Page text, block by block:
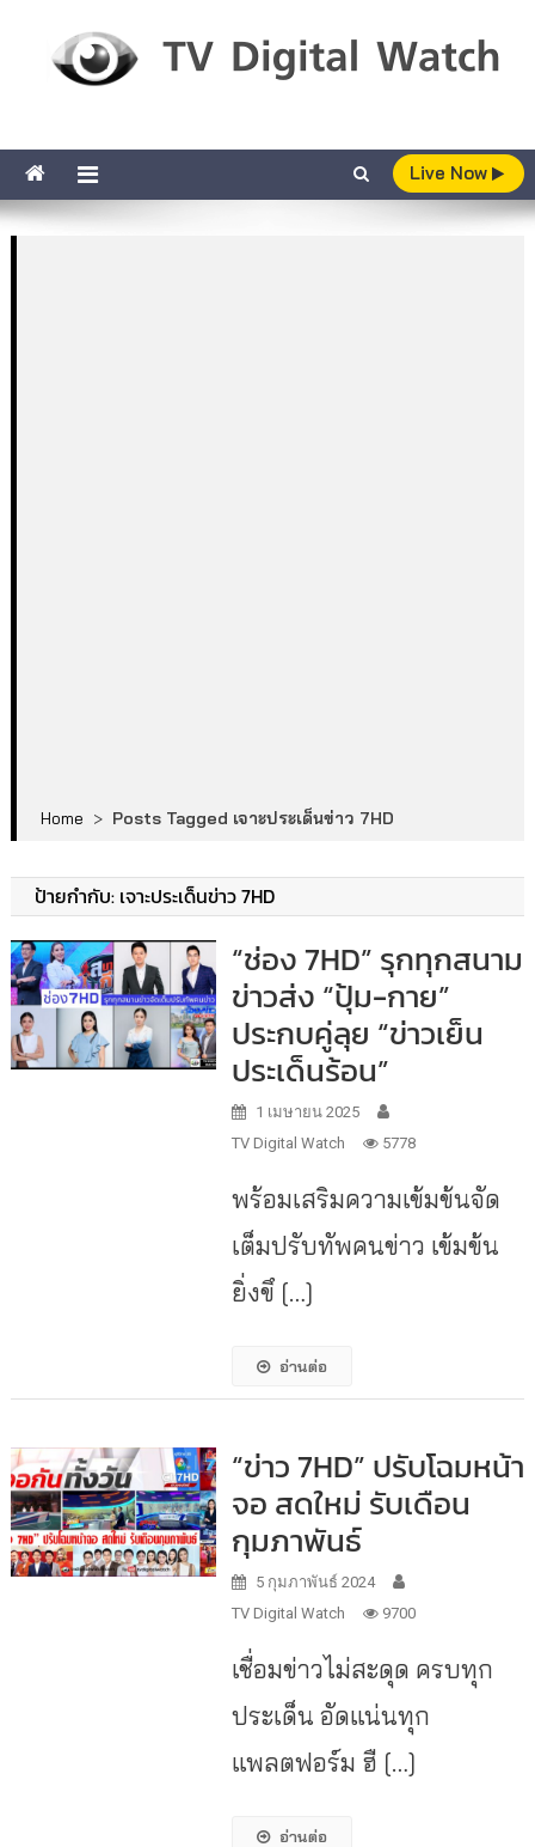
Live Now
Home > Posts Tagged เจาะประเด็นข่าว 7HD
ป้ายกำกับ: เจาะประเด็นข่าว 7HD
“ช่อง 7HD” รุกทุกสนาม
ข่าวส่ง “ปุ้ม-กาย”
ประกบคู่ลุย “ข่าวเย็น
ประเด็นร้อน”
1 เมษายน 2025
TV Digital Watch
5778
พร้อมเสริมความเข้มข้นจัด
เต็มปรับทัพคนข่าว เข้มข้น
ยิ่งขึ […]
อ่านต่อ
“ข่าว 7HD” ปรับโฉมหน้า
จอ สดใหม่ รับเดือน
กุมภาพันธ์
5 กุมภาพันธ์ 2024
TV Digital Watch
9700
เชื่อมข่าวไม่สะดุด ครบทุก
ประเด็น อัดแน่นทุก
แพลตฟอร์ม ฮื […]
อ่านต่อ